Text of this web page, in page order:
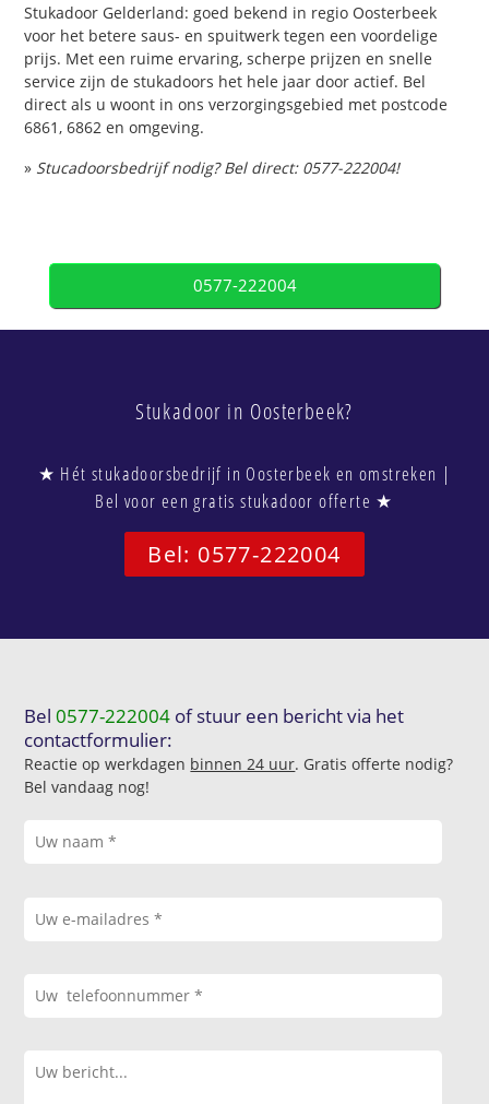
Stukadoor Gelderland: goed bekend in regio Oosterbeek
voor het betere saus- en spuitwerk tegen een voordelige
prijs. Met een ruime ervaring, scherpe prijzen en snelle
service zijn de stukadoors het hele jaar door actief. Bel
direct als u woont in ons verzorgingsgebied met postcode
6861, 6862 en omgeving.
» Stucadoorsbedrijf nodig? Bel direct: 0577-222004!
0577-222004
Stukadoor in Oosterbeek?
★ Hét stukadoorsbedrijf in Oosterbeek en omstreken |
Bel voor een gratis stukadoor offerte ★
Bel: 0577-222004
Bel0577-222004 of stuur een bericht via het
contactformulier:
Reactie op werkdagen binnen 24 uur. Gratis offerte nodig?
Bel vandaag nog!